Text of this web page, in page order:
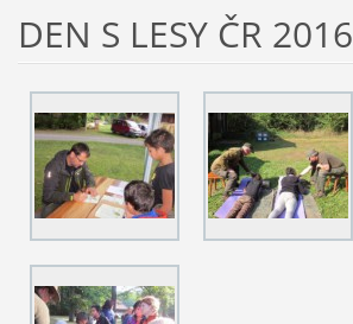
DEN S LESY ČR 2016